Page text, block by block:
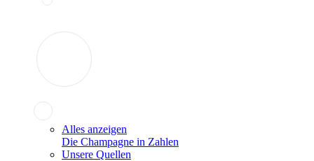
Alles anzeigen
Die Champagne in Zahlen
Unsere Quellen